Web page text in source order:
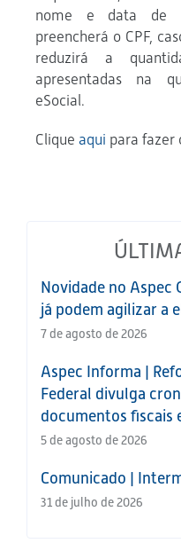
nome e data de
preencherá o CPF,
reduzirá a
apresentadas na
eSocial.
Clique aqui para fazer
Novidade no Aspec
já podem agilizar a
7 de agosto de 2026
Aspec Informa |
Federal divulga
documentos fiscais
5 de agosto de 2026
Comunicado |
31 de julho de 2026